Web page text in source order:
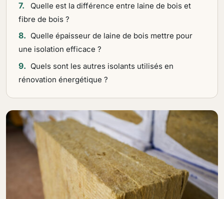
Quelle est la différence entre laine de bois et
fibre de bois ?
Quelle épaisseur de laine de bois mettre pour
une isolation efficace ?
Quels sont les autres isolants utilisés en
rénovation énergétique ?